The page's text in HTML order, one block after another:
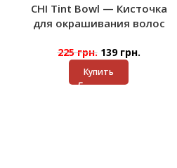
CHI Tint Bowl — Кисточка
для окрашивания волос
225грн. 139 грн.
Купить